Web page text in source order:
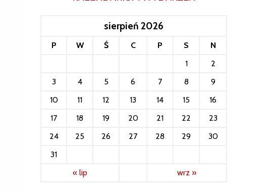
sierpień 2026
P W Ś C P S
N
1
2
3
4 5 6 7 8
9
10
11 12 13 14 15
16
17
18 19 20 21 22
23
24
25 26 27 28 29
30
31
« lip
wrz »